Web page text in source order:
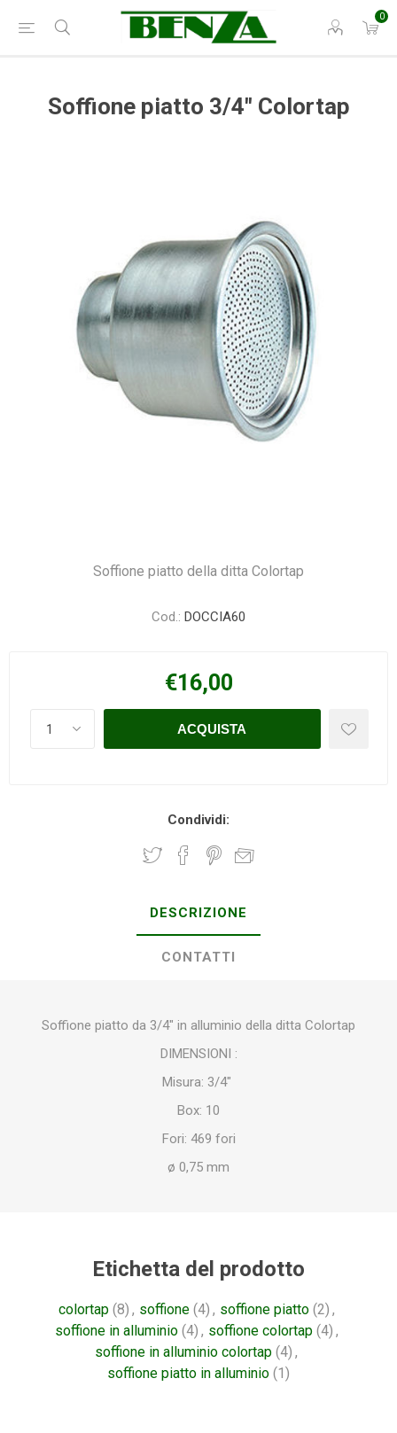
0
Soffione piatto 3/4" Colortap
Soffione piatto della ditta Colortap
Cod.: DOCCIA60
€16,00
Condividi:
DESCRIZIONE
CONTATTI
Soffione piatto da 3/4" in alluminio della ditta Colortap
DIMENSIONI :
Misura: 3/4″
Box: 10
Fori: 469 fori
ø 0,75 mm
Etichetta del prodotto
colortap (8) , soffione (4) , soffione piatto (2) ,
soffione in alluminio (4) , soffione colortap (4) ,
soffione in alluminio colortap (4) ,
soffione piatto in alluminio (1)